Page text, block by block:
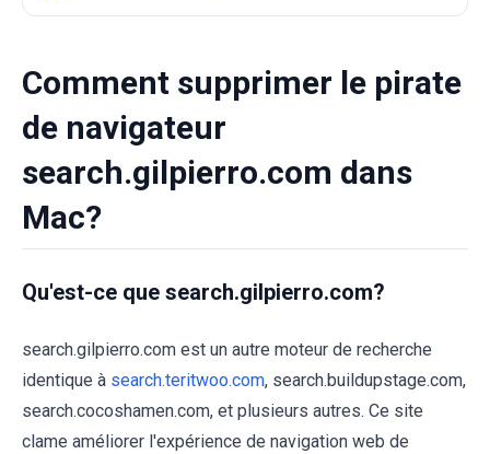
Comment supprimer le pirate
de navigateur
search.gilpierro.com dans
Mac?
Qu'est-ce que search.gilpierro.com?
search.gilpierro.com est un autre moteur de recherche
identique à search.teritwoo.com, search.buildupstage.com,
search.cocoshamen.com, et plusieurs autres. Ce site
clame améliorer l'expérience de navigation web de